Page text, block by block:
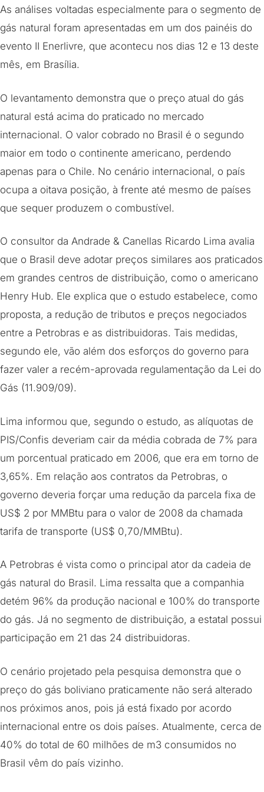
As análises voltadas especialmente para o segmento de
gás natural foram apresentadas em um dos painéis do
evento II Enerlivre, que acontecu nos dias 12 e 13 deste
mês, em Brasília.
O levantamento demonstra que o preço atual do gás
natural está acima do praticado no mercado
internacional. O valor cobrado no Brasil é o segundo
maior em todo o continente americano, perdendo
apenas para o Chile. No cenário internacional, o país
ocupa a oitava posição, à frente até mesmo de países
que sequer produzem o combustível.
O consultor da Andrade & Canellas Ricardo Lima avalia
que o Brasil deve adotar preços similares aos praticados
em grandes centros de distribuição, como o americano
Henry Hub. Ele explica que o estudo estabelece, como
proposta, a redução de tributos e preços negociados
entre a Petrobras e as distribuidoras. Tais medidas,
segundo ele, vão além dos esforços do governo para
fazer valer a recém-aprovada regulamentação da Lei do
Gás (11.909/09).
Lima informou que, segundo o estudo, as alíquotas de
PIS/Confis deveriam cair da média cobrada de 7% para
um porcentual praticado em 2006, que era em torno de
3,65%. Em relação aos contratos da Petrobras, o
governo deveria forçar uma redução da parcela fixa de
US$ 2 por MMBtu para o valor de 2008 da chamada
tarifa de transporte (US$ 0,70/MMBtu).
A Petrobras é vista como o principal ator da cadeia de
gás natural do Brasil. Lima ressalta que a companhia
detém 96% da produção nacional e 100% do transporte
do gás. Já no segmento de distribuição, a estatal possui
participação em 21 das 24 distribuidoras.
O cenário projetado pela pesquisa demonstra que o
preço do gás boliviano praticamente não será alterado
nos próximos anos, pois já está fixado por acordo
internacional entre os dois países. Atualmente, cerca de
40% do total de 60 milhões de m3 consumidos no
Brasil vêm do país vizinho.